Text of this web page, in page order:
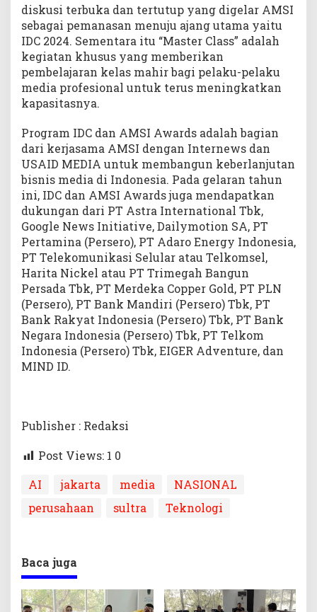
diskusi terbuka dan tertutup yang digelar AMSI
sebagai pemanasan menuju ajang utama yaitu
IDC 2024. Sementara itu “Master Class” adalah
kegiatan khusus yang memberikan
pembelajaran kelas mahir bagi pelaku-pelaku
media profesional untuk terus meningkatkan
kapasitasnya.
Program IDC dan AMSI Awards adalah bagian
dari kerjasama AMSI dengan Internews dan
USAID MEDIA untuk membangun keberlanjutan
bisnis media di Indonesia. Pada gelaran tahun
ini, IDC dan AMSI Awards juga mendapatkan
dukungan dari PT Astra International Tbk,
Google News Initiative, Dailymotion SA, PT
Pertamina (Persero), PT Adaro Energy Indonesia,
PT Telekomunikasi Selular atau Telkomsel,
Harita Nickel atau PT Trimegah Bangun
Persada Tbk, PT Merdeka Copper Gold, PT PLN
(Persero), PT Bank Mandiri (Persero) Tbk, PT
Bank Rakyat Indonesia (Persero) Tbk, PT Bank
Negara Indonesia (Persero) Tbk, PT Telkom
Indonesia (Persero) Tbk, EIGER Adventure, dan
MIND ID.
Publisher : Redaksi
Post Views: 1 0
AI
jakarta media
NASIONAL
perusahaan
sultra Teknologi
Baca juga